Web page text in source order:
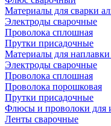
Материалы для сварки
Электроды сварочные
Проволока сплошная
Прутки присадочные
Материалы для наплавки
Электроды сварочные
Проволока сплошная
Проволока порошковая
Прутки присадочные
Флюсы и проволоки для
Ленты сварочные